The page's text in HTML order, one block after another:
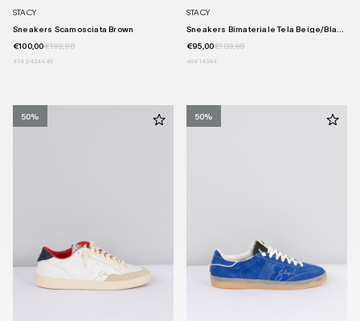
STACY
Sneakers Scamosciata Brown
€100,00€199,90
41 42 4344 45
STACY
Sneakers Bimateriale Tela Beige/bla...
€95,00€189,90
4041 4344
50% 50%